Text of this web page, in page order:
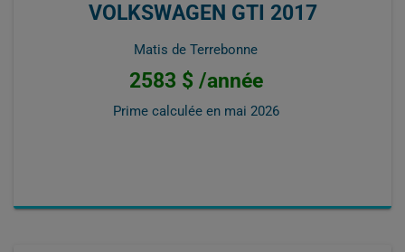
VOLKSWAGEN GTI 2017
Matis de Terrebonne
2583 $ /année
Prime calculée en mai 2026